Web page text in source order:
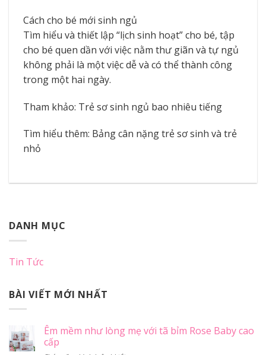
Cách cho bé mới sinh ngủ
Tìm hiểu và thiết lập “lịch sinh hoạt” cho bé, tập
cho bé quen dần với việc nằm thư giãn và tự ngủ
không phải là một việc dễ và có thể thành công
trong một hai ngày.
Tham khảo: Trẻ sơ sinh ngủ bao nhiêu tiếng
Tìm hiểu thêm: Bảng cân nặng trẻ sơ sinh và trẻ
nhỏ
DANH MỤC
Tin Tức
BÀI VIẾT MỚI NHẤT
Êm mềm như lòng mẹ với tã bỉm Rose Baby cao
cấp